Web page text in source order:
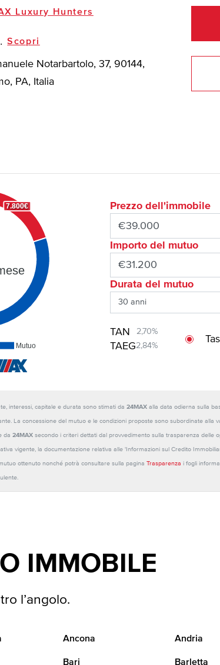
Luxury Hunters
Scopri
Notarbartolo, 37, 90144,
PA, Italia
Mutuo
7.800€ Prezzo dell'immobile
Importo del mutuo
Durata del mutuo
TAN 2,70%
TAEG2,84%
interessi, capitale e durata sono stimati da 24MAXalla data odierna sulla
La concessione del mutuo e le condizioni proposte sono subordinate alla
da 24MAXsecondo i criteri dettati dal provvedimento sulla trasparenza delle
vigente, la documentazione relativa alle 'Informazioni sul Credito
ottenuto nonché potrà consultare sulla pagina Trasparenza i fogli
IMMOBILE
l’angolo.
Ancona Andria
Bari Barletta